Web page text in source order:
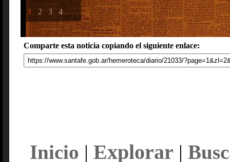
1 2 3 4
Comparte esta noticia copiando el siguiente enlace:
Inicio | Explorar |